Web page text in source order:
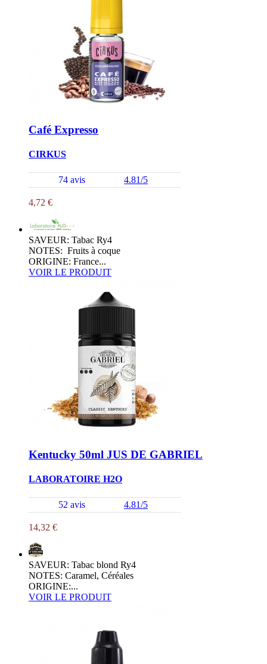
Café Expresso
CIRKUS
74 avis 4.81/5
4,72 €
SAVEUR: Tabac Ry4
NOTES: Fruits à coque
ORIGINE: France...
VOIR LE PRODUIT
Kentucky 50ml JUS DE GABRIEL
LABORATOIRE H2O
52 avis 4.81/5
14,32 €
SAVEUR: Tabac blond Ry4
NOTES: Caramel, Céréales
ORIGINE:...
VOIR LE PRODUIT